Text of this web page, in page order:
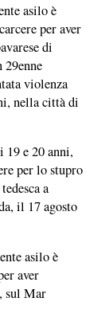
asilo è
per aver
di
violenza
nella città di
e 20 anni,
per lo stupro
a
il 17 agosto
asilo è
aver
, sul Mar